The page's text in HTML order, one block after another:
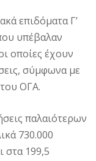
επιδόματα Γ’
υπέβαλαν
οποίες έχουν
σύμφωνα με
ΟΓΑ.
παλαιότερων
730.000
στα 199,5